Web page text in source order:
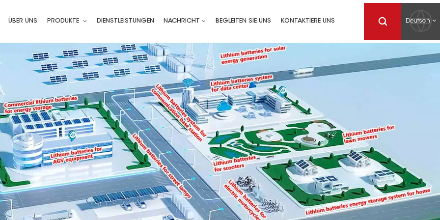
ÜBER UNS PRODUKTE DIENSTLEISTUNGEN NACHRICHT BEGLEITEN SIE UNS KONTAKTIERE UNS Deutsch